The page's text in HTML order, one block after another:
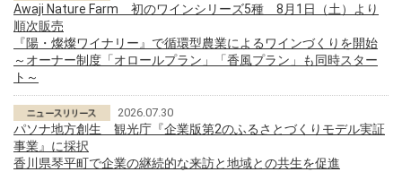
Awaji Nature Farm 初のワインシリーズ5種 8月1日（土）より
順次販売
『陽・燦燦ワイナリー』で循環型農業によるワインづくりを開始
～オーナー制度「オロールプラン」「香風プラン」も同時スター
ト～
2026.07.30
パソナ地方創生 観光庁『企業版第2のふるさとづくりモデル実証
事業』に採択
香川県琴平町で企業の継続的な来訪と地域との共生を促進